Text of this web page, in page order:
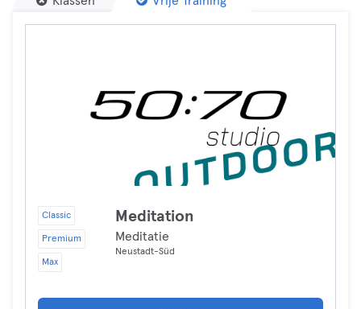
Classic
Premium
Max
Meditation
Meditatie
Neustadt-Süd